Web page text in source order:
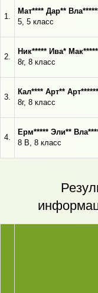
1.
Мат**** Дар**
5, 5 класс
2.
Ник***** Ива*
8г, 8 класс
3.
Кал**** Арт** Арт******
8г, 8 класс
4.
Ерм***** Эли**
8 В, 8 класс